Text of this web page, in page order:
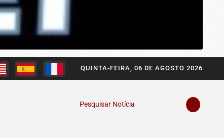
QUINTA-FEIRA, 06 DE AGOSTO 2026
Pesquisar Notícia